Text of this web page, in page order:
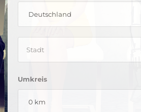
Umkreis